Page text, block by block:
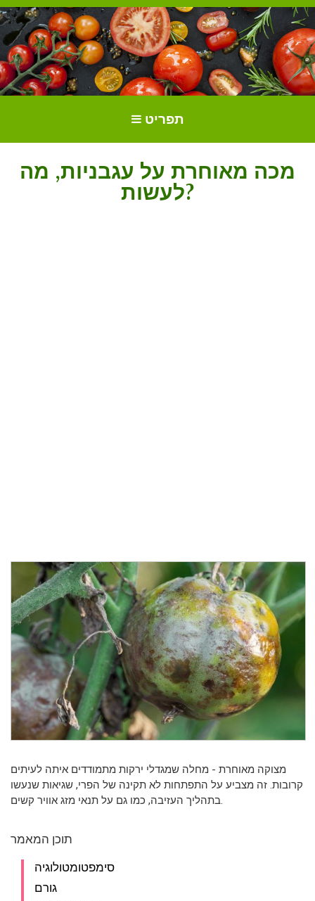
תפריט
מכה מאוחרת על עגבניות, מה
לעשות?
מצוקה מאוחרת - מחלה שמגדלי ירקות מתמודדים איתה לעיתים
קרובות. זה מצביע על התפתחות לא תקינה של הפרי, שגיאות שנעשו
בתהליך העזיבה, כמו גם על תנאי מזג אוויר קשים.
תוכן המאמר
סימפטומטולוגיה
גורם